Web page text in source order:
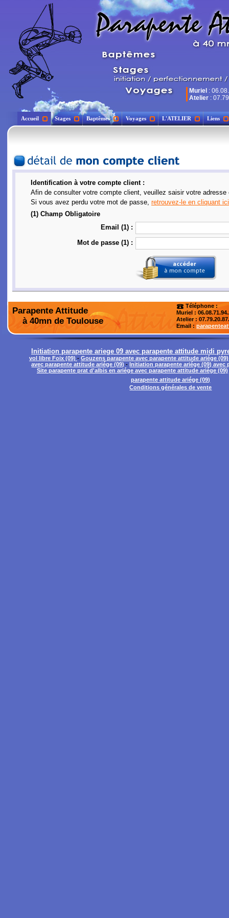
Muriel :
Atelier :
Accueil Stages Baptêmes Voyages L'ATELIER Liens
Identification à votre compte client :
Afin de consulter votre compte client, veuillez saisir votre
Si vous avez perdu votre mot de passe, retrouvez-le en cliquant ici
(1) Champ Obligatoire
Email (1) :
Mot de passe (1) :
Parapente Attitude
à 40mn de Toulouse
Téléphone :
Muriel :
Atelier:
Email :
Initiation parapente ariege 09 avec parapente attitude midi
vol libre Foix (09) - Gouzens parapente avec parapente attitude ariége (09)
avec parapente attitude ariége (09) -Initiation parapente ariége (09) avec
Site parapente prat d'albis en ariége avec parapente attitude ariége (09)
parapente attitude ariége (09)
Conditions générales de vente